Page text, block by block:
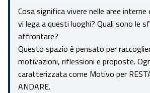
Cosa significa vivere nelle aree
vi lega a questi luoghi? Quali sono le
affrontare?
Questo spazio è pensato per
motivazioni, riflessioni e proposte.
caratterizzata come Motivo per
ANDARE.